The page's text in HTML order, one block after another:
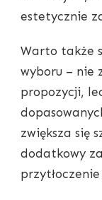
estetycznie
Warto także
wyboru – nie
propozycji,
zwiększa się
dodatkowy